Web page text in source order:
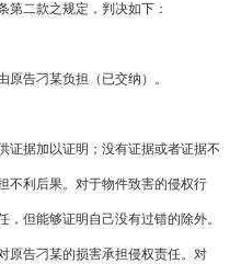
第二款之规定，判决如下：
告刁某负担（已交纳）。
据加以证明；没有证据或者证据不
不利后果。对于物件致害的侵权行
但能够证明自己没有过错的除外。
原告刁某的损害承担侵权责任。对